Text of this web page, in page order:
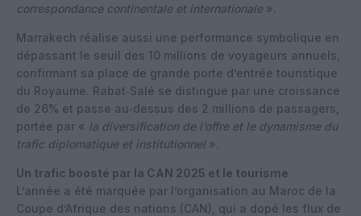
correspondance continentale et internationale ».
Marrakech réalise aussi une performance symbolique en
dépassant le seuil des 10 millions de voyageurs annuels,
confirmant sa place de grande porte d’entrée touristique
du Royaume. Rabat‑Salé se distingue par une croissance
de 26% et passe au‑dessus des 2 millions de passagers,
portée par « la diversification de l’offre et le dynamisme du
trafic diplomatique et institutionnel».
Un trafic boosté par la CAN 2025 et le tourisme
L’année a été marquée par l’organisation au Maroc de la
Coupe d’Afrique des nations (CAN), qui a dopé les flux de